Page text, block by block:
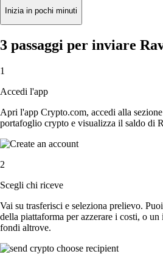
Inizia in pochi minuti
3 passaggi per inviare
1
Accedi l'app
Apri l'app Crypto.com, accedi alla
portafoglio crypto e visualizza il saldo di
2
Scegli chi riceve
Vai su trasferisci e seleziona prelievo.
della piattaforma per azzerare i costi, o
fondi altrove.